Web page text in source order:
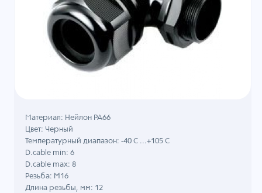
Материал: Нейлон PA66
Цвет: Черный
Температурный диапазон: -40 C ...+105 C
D.cable min: 6
D.cable max: 8
Резьба: M16
Длина резьбы, мм: 12